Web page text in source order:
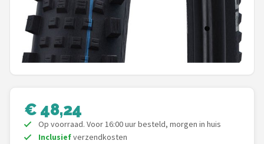
BBB Cycling
Schwalbe
Voltano
Cortina
€ 48,24
Op voorraad. Voor 16:00 uur besteld, morgen in huis
Inclusiefverzendkosten